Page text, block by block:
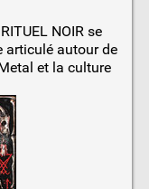
NOIR se
articulé autour de
et la culture